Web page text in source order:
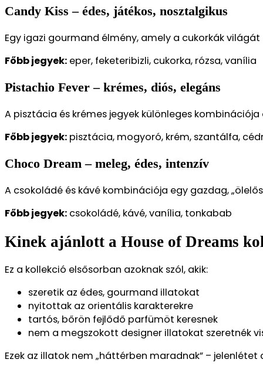
Candy Kiss – édes, játékos, nosztalgikus
Egy igazi gourmand élmény, amely a cukorkák
Főbb jegyek: eper, feketeribizli, cukorka, rózsa, vanília
Pistachio Fever – krémes, diós, elegáns
A pisztácia és krémes jegyek különleges
Főbb jegyek: pisztácia, mogyoró, krém, szantálfa,
Choco Dream – meleg, édes, intenzív
A csokoládé és kávé kombinációja egy gazdag,
Főbb jegyek: csokoládé, kávé, vanília, tonkabab
Kinek ajánlott a House of Dreams
Ez a kollekció elsősorban azoknak szól, akik:
szeretik az édes, gourmand illatokat
nyitottak az orientális karakterekre
tartós, bőrön fejlődő parfümöt keresnek
nem a megszokott designer illatokat szeretnék
Ezek az illatok nem „háttérben maradnak” – jelenlétet